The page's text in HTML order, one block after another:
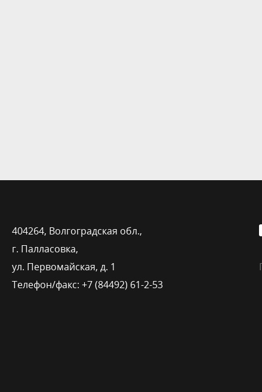
404264, Волгоградская обл.,
г. Палласовка,
ул. Первомайская, д. 1
Телефон/факс: +7 (84492) 61-2-53